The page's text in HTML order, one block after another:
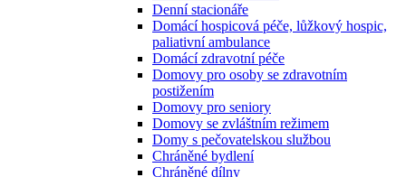
Denní stacionáře
Domácí hospicová péče, lůžkový hospic,
paliativní ambulance
Domácí zdravotní péče
Domovy pro osoby se zdravotním
postižením
Domovy pro seniory
Domovy se zvláštním režimem
Domy s pečovatelskou službou
Chráněné bydlení
Chráněné dílny